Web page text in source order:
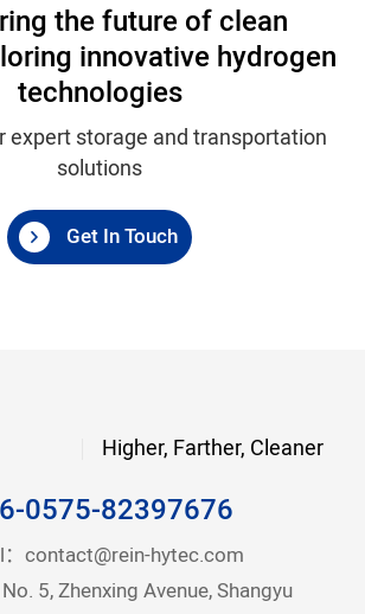
the future of clean
innovative hydrogen
technologies
expert storage and transportation
solutions
Get In Touch
Higher, Farther, Cleaner
0575-82397676
contact@rein-hytec.com
5, Zhenxing Avenue, Shangyu